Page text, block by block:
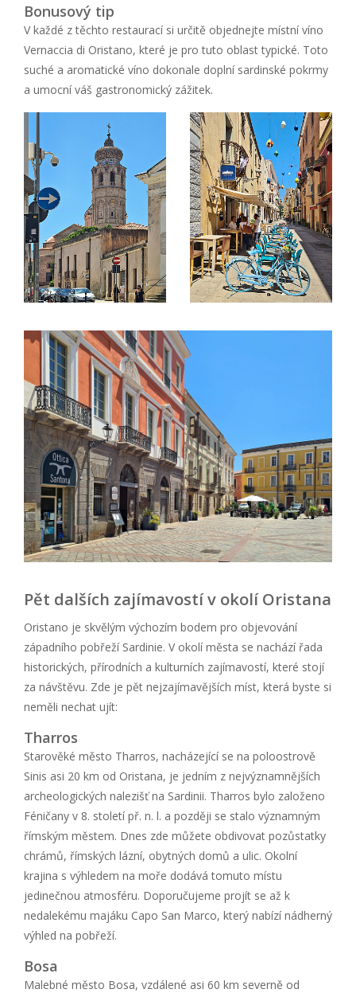
Bonusový tip
V každé z těchto restaurací si určitě objednejte místní víno
Vernaccia di Oristano, které je pro tuto oblast typické. Toto
suché a aromatické víno dokonale doplní sardinské pokrmy
a umocní váš gastronomický zážitek.
Pět dalších zajímavostí v okolí Oristana
Oristano je skvělým výchozím bodem pro objevování
západního pobřeží Sardinie. V okolí města se nachází řada
historických, přírodních a kulturních zajímavostí, které stojí
za návštěvu. Zde je pět nejzajímavějších míst, která byste si
neměli nechat ujít:
Tharros
Starověké město Tharros, nacházející se na poloostrově
Sinis asi 20 km od Oristana, je jedním z nejvýznamnějších
archeologických nalezišť na Sardinii. Tharros bylo založeno
Féničany v 8. století př. n. l. a později se stalo významným
římským městem. Dnes zde můžete obdivovat pozůstatky
chrámů, římských lázní, obytných domů a ulic. Okolní
krajina s výhledem na moře dodává tomuto místu
jedinečnou atmosféru. Doporučujeme projít se až k
nedalekému majáku Capo San Marco, který nabízí nádherný
výhled na pobřeží.
Bosa
Malebné město Bosa, vzdálené asi 60 km severně od